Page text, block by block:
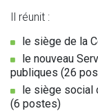
Il réunit :
le siège de la
le nouveau
publiques (26
le siège social
(6 postes)